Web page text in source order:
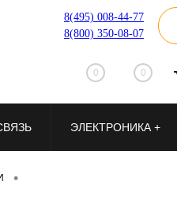
8(495) 008-44-77
8(800) 350-08-07
0 0
ЭЛЕКТРОНИКА +
•